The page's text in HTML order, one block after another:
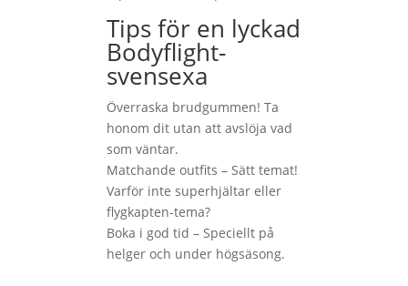
Tips för en lyckad
Bodyflight-
svensexa
Överraska brudgummen! Ta
honom dit utan att avslöja vad
som väntar.
Matchande outfits – Sätt temat!
Varför inte superhjältar eller
flygkapten-tema?
Boka i god tid – Speciellt på
helger och under högsäsong.